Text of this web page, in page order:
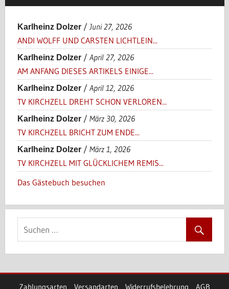
Karlheinz Dolzer/ Juni 27, 2026
ANDI WOLFF UND CARSTEN LICHTLEIN...
Karlheinz Dolzer/ April 27, 2026
AM ANFANG DIESES ARTIKELS EINIGE...
Karlheinz Dolzer/ April 12, 2026
TV KIRCHZELL DREHT SCHON VERLOREN...
Karlheinz Dolzer/ März 30, 2026
TV KIRCHZELL BRICHT ZUM ENDE...
Karlheinz Dolzer/ März 1, 2026
TV KIRCHZELL MIT GLÜCKLICHEM REMIS...
Das Gästebuch besuchen
Zahlungsarten Versandarten Widerrufsbelehrung AGB